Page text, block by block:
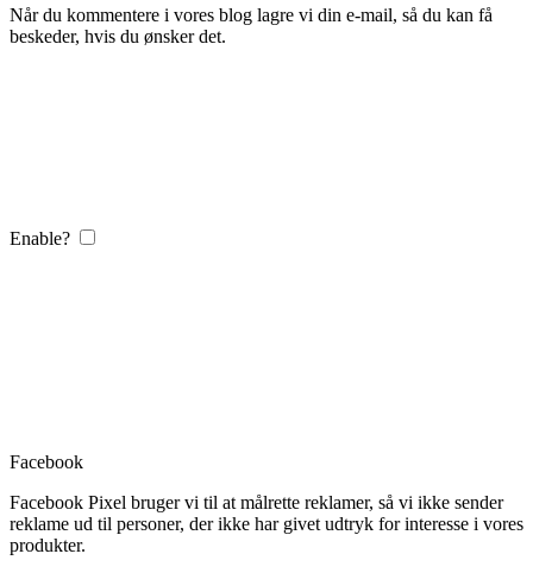
Når du kommentere i vores blog lagre vi din e-mail, så du kan få
beskeder, hvis du ønsker det.
Enable?
Facebook
Facebook Pixel bruger vi til at målrette reklamer, så vi ikke sender
reklame ud til personer, der ikke har givet udtryk for interesse i vores
produkter.